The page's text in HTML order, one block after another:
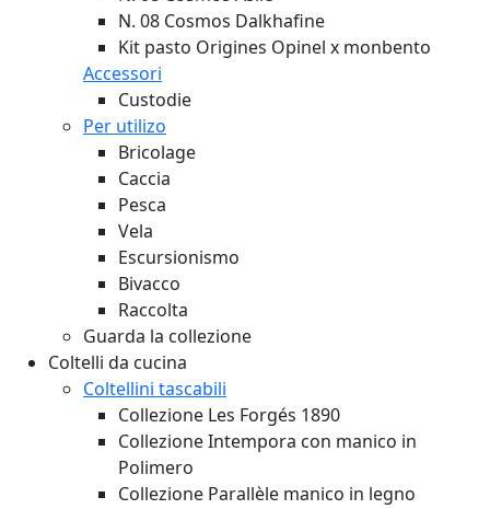
N. 08 Cosmos Dalkhafine
Kit pasto Origines Opinel x monbento
Accessori
Custodie
Per utilizo
Bricolage
Caccia
Pesca
Vela
Escursionismo
Bivacco
Raccolta
Guarda la collezione
Coltelli da cucina
Coltellini tascabili
Collezione Les Forgés 1890
Collezione Intempora con manico in
Polimero
Collezione Parallèle manico in legno